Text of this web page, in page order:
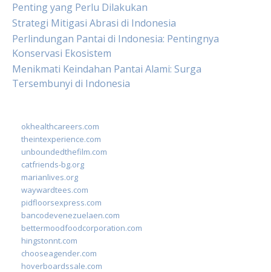
Penting yang Perlu Dilakukan
Strategi Mitigasi Abrasi di Indonesia
Perlindungan Pantai di Indonesia: Pentingnya
Konservasi Ekosistem
Menikmati Keindahan Pantai Alami: Surga
Tersembunyi di Indonesia
okhealthcareers.com
theintexperience.com
unboundedthefilm.com
catfriends-bg.org
marianlives.org
waywardtees.com
pidfloorsexpress.com
bancodevenezuelaen.com
bettermoodfoodcorporation.com
hingstonnt.com
chooseagender.com
hoverboardssale.com